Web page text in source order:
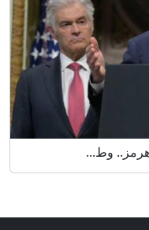
وط...